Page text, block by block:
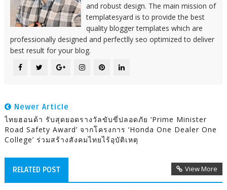
and robust design. The main mission of
templatesyard is to provide the best
quality blogger templates which are
professionally designed and perfectlly seo optimized to deliver
best result for your blog.
Newer Article
ไทยฮอนด้า รับสุดยอดรางวัลขับขี่ปลอดภัย ‘Prime Minister
Road Safety Award’ จากโครงการ ‘Honda One Dealer One
College’ ร่วมสร้างสังคมไทยไร้อุบัติเหตุ
RELATED POST View More